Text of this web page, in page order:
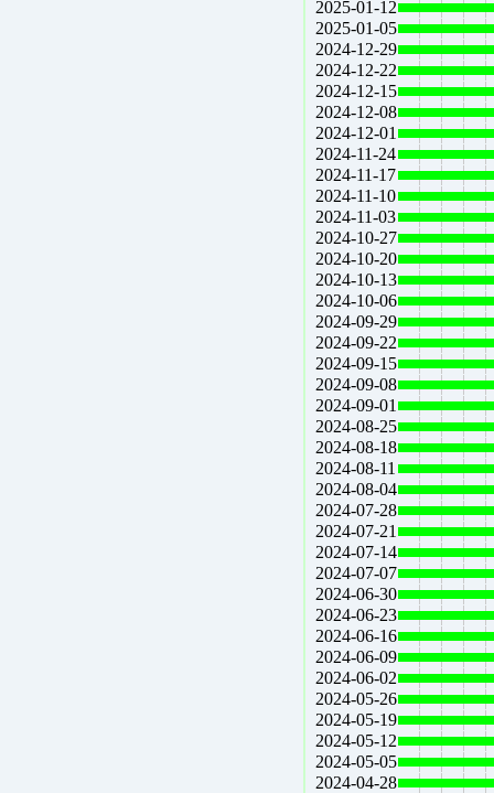
2025-01-12
2025-01-05
2024-12-29
2024-12-22
2024-12-15
2024-12-08
2024-12-01
2024-11-24
2024-11-17
2024-11-10
2024-11-03
2024-10-27
2024-10-20
2024-10-13
2024-10-06
2024-09-29
2024-09-22
2024-09-15
2024-09-08
2024-09-01
2024-08-25
2024-08-18
2024-08-11
2024-08-04
2024-07-28
2024-07-21
2024-07-14
2024-07-07
2024-06-30
2024-06-23
2024-06-16
2024-06-09
2024-06-02
2024-05-26
2024-05-19
2024-05-12
2024-05-05
2024-04-28